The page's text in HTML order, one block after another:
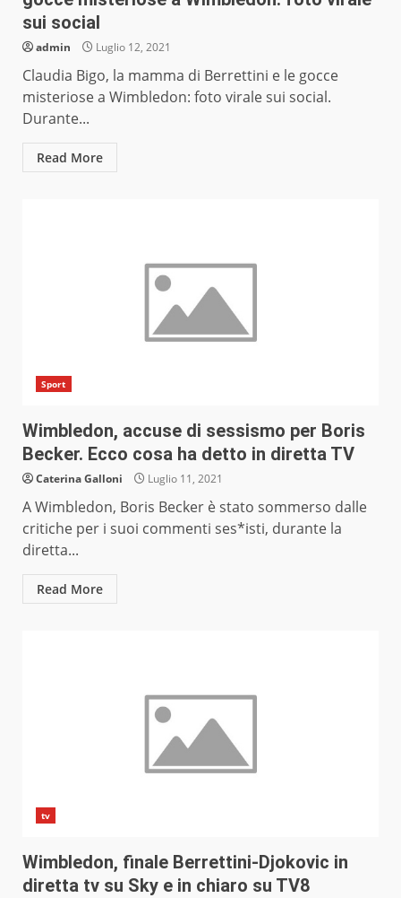
sui social
admin Luglio 12, 2021
Claudia Bigo, la mamma di Berrettini e le gocce
misteriose a Wimbledon: foto virale sui social.
Durante...
Read More
Sport
Wimbledon, accuse di sessismo per Boris
Becker. Ecco cosa ha detto in diretta TV
Caterina Galloni Luglio 11, 2021
A Wimbledon, Boris Becker è stato sommerso dalle
critiche per i suoi commenti ses*isti, durante la
diretta...
Read More
tv
Wimbledon, finale Berrettini-Djokovic in
diretta tv su Sky e in chiaro su TV8